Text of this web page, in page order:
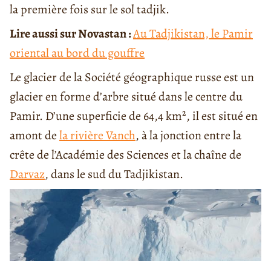
la première fois sur le sol tadjik.
Lire aussi sur Novastan :Au Tadjikistan, le Pamir
oriental au bord du gouffre
Le glacier de la Société géographique russe est un
glacier en forme d’arbre situé dans le centre du
Pamir. D’une superficie de 64,4 km², il est situé en
amont dela rivière Vanch, à la jonction entre la
crête de l’Académie des Sciences et la chaîne de
Darvaz, dans le sud du Tadjikistan.